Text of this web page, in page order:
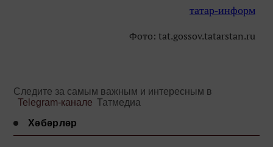
татар-информ
Фото: tat.gossov.tatarstan.ru
Следите за самым важным и интересным в
Telegram-канале Татмедиа
Хәбәрләр